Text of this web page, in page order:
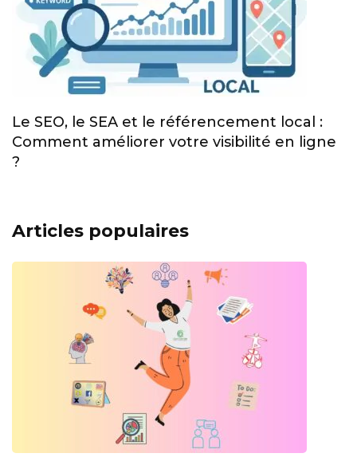
Le SEO, le SEA et le référencement local :
Comment améliorer votre visibilité en ligne
?
Articles populaires